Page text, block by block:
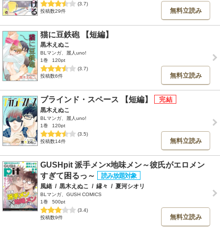
(3.7)
投稿数29件
無料立読み
猫に豆鉄砲 【短編】
黒木えぬこ
BLマンガ、麗人uno!
1巻
120pt
(3.7)
投稿数6件
無料立読み
ブラインド・スペース 【短編】
黒木えぬこ
BLマンガ、麗人uno!
1巻
120pt
(3.5)
投稿数14件
無料立読み
GUSHpit 派手メン×地味メン～彼氏がエロメン
すぎて困るっ～
風緒 / 黒木えぬこ / 縁々 / 夏河シオリ
BLマンガ、GUSH COMICS
1巻
500pt
(3.4)
投稿数9件
無料立読み